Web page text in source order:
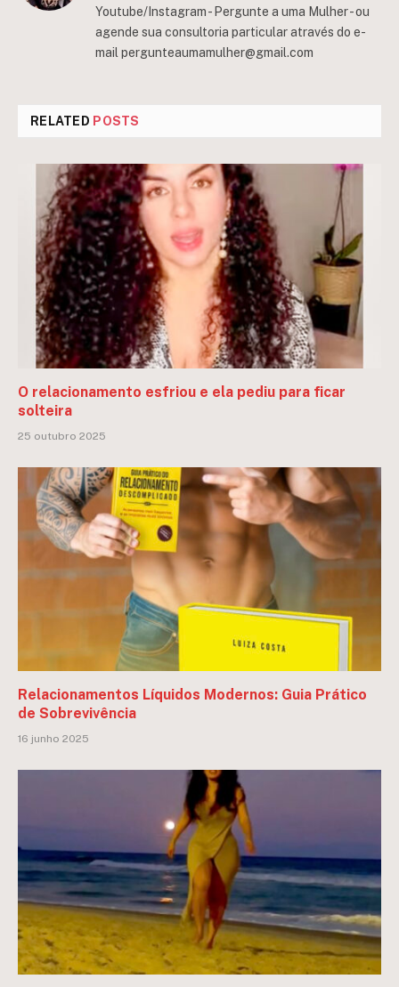
Youtube/Instagram - Pergunte a uma Mulher - ou
agende sua consultoria particular através do e-
mail pergunteaumamulher@gmail.com
RELATED POSTS
O relacionamento esfriou e ela pediu para ficar
solteira
25 outubro 2025
Relacionamentos Líquidos Modernos: Guia Prático
de Sobrevivência
16 junho 2025